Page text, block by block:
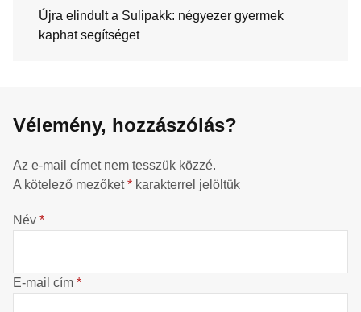
Újra elindult a Sulipakk: négyezer gyermek
kaphat segítséget
Vélemény, hozzászólás?
Az e-mail címet nem tesszük közzé.
A kötelező mezőket* karakterrel jelöltük
Név *
E-mail cím *